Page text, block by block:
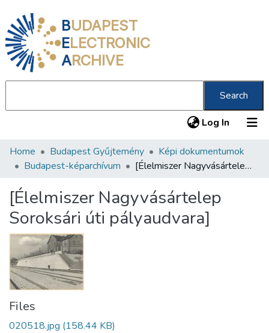
BUDAPEST
ELECTRONIC
ARCHIVE
Search
Log In (current)
Communities & Collections
Statistics
About us
Home Budapest Gyűjtemény
Képi dokumentumok
Budapest-képarchívum
[Élelmiszer Nagyvásártelep Soroksári úti pályaudvara]
[Élelmiszer Nagyvásártelep
Soroksári úti pályaudvara]
Files
020518.jpg (158.44 KB)